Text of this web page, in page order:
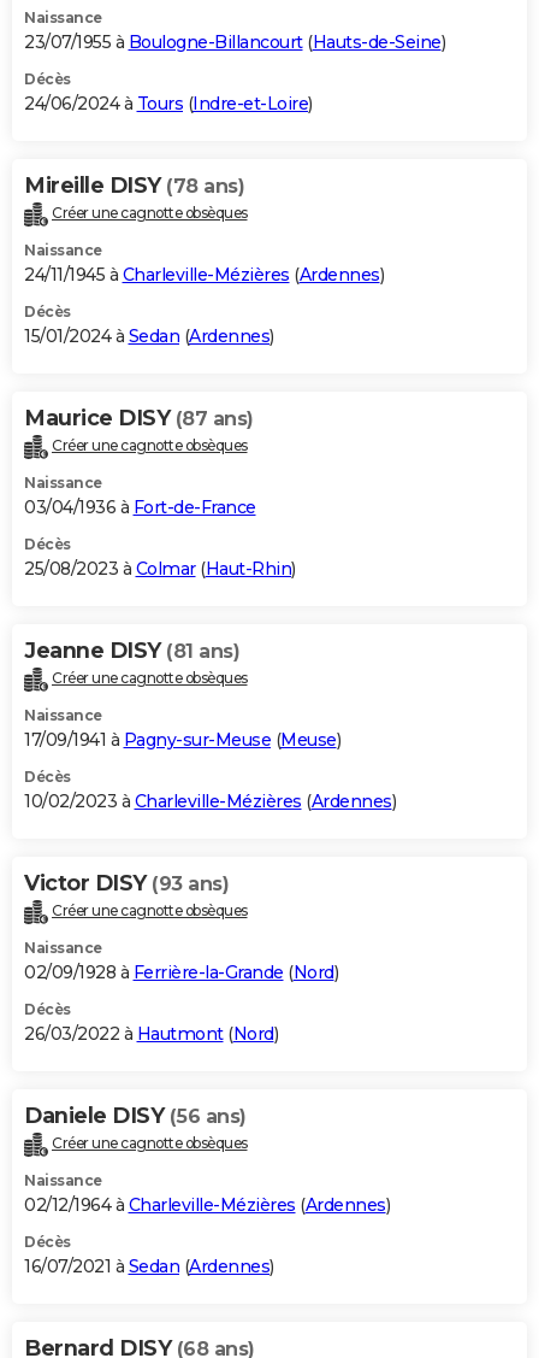
Naissance
23/07/1955 à Boulogne-Billancourt(Hauts-de-Seine)
Décès
24/06/2024 à Tours (Indre-et-Loire)
Mireille DISY (78 ans)
Créer une cagnotte obsèques
Naissance
24/11/1945 à Charleville-Mézières (Ardennes)
Décès
15/01/2024 à Sedan (Ardennes)
Maurice DISY (87 ans)
Créer une cagnotte obsèques
Naissance
03/04/1936 à Fort-de-France
Décès
25/08/2023 à Colmar(Haut-Rhin)
Jeanne DISY (81 ans)
Créer une cagnotte obsèques
Naissance
17/09/1941 à Pagny-sur-Meuse (Meuse)
Décès
10/02/2023 à Charleville-Mézières (Ardennes)
Victor DISY (93 ans)
Créer une cagnotte obsèques
Naissance
02/09/1928 à Ferrière-la-Grande (Nord)
Décès
26/03/2022 à Hautmont(Nord)
Daniele DISY (56 ans)
Créer une cagnotte obsèques
Naissance
02/12/1964 à Charleville-Mézières (Ardennes)
Décès
16/07/2021 à Sedan (Ardennes)
Bernard DISY (68 ans)